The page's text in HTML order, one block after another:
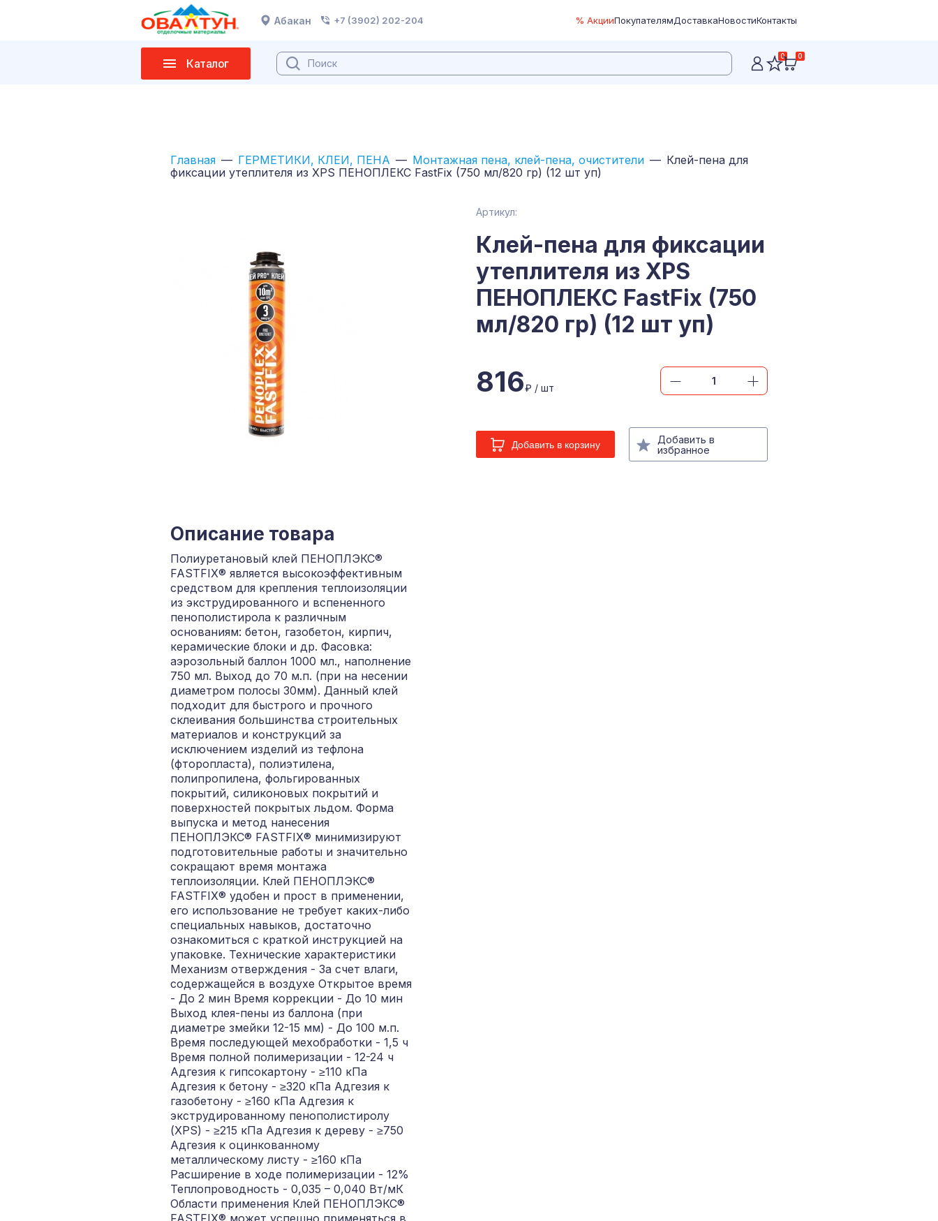
Абакан +7 (3902) 202-204 % АкцииПокупателямДоставкаНовостиКонтакты
Каталог
0 0
Главная ГЕРМЕТИКИ, КЛЕИ, ПЕНА Монтажная пена, клей-пена, очистители
Клей-пена для
фиксации утеплителя из XPS ПЕНОПЛЕКС FastFix (750 мл/820 гр) (12 шт уп)
Артикул:
Клей-пена для фиксации
утеплителя из XPS
ПЕНОПЛЕКС FastFix (750
мл/820 гр) (12 шт уп)
816₽ / шт
Добавить в корзину
Добавить в
избранное
Описание товара
Полиуретановый клей ПЕНОПЛЭКС®
FASTFIX® является высокоэффективным
средством для крепления теплоизоляции
из экструдированного и вспененного
пенополистирола к различным
основаниям: бетон, газобетон, кирпич,
керамические блоки и др. Фасовка:
аэрозольный баллон 1000 мл., наполнение
750 мл. Выход до 70 м.п. (при на несении
диаметром полосы 30мм). Данный клей
подходит для быстрого и прочного
склеивания большинства строительных
материалов и конструкций за
исключением изделий из тефлона
(фторопласта), полиэтилена,
полипропилена, фольгированных
покрытий, силиконовых покрытий и
поверхностей покрытых льдом. Форма
выпуска и метод нанесения
ПЕНОПЛЭКС® FASTFIX® минимизируют
подготовительные работы и значительно
сокращают время монтажа
теплоизоляции. Клей ПЕНОПЛЭКС®
FASTFIX® удобен и прост в применении,
его использование не требует каких-либо
специальных навыков, достаточно
ознакомиться с краткой инструкцией на
упаковке. Технические характеристики
Механизм отверждения - За счет влаги,
содержащейся в воздухе Открытое время
- До 2 мин Время коррекции - До 10 мин
Выход клея-пены из баллона (при
диаметре змейки 12-15 мм) - До 100 м.п.
Время последующей мехобработки - 1,5 ч
Время полной полимеризации - 12-24 ч
Адгезия к гипсокартону - ≥110 кПа
Адгезия к бетону - ≥320 кПа Адгезия к
газобетону - ≥160 кПа Адгезия к
экструдированному пенополистиролу
(XPS) - ≥215 кПа Адгезия к дереву - ≥750
Адгезия к оцинкованному
металлическому листу - ≥160 кПа
Расширение в ходе полимеризации - 12%
Теплопроводность - 0,035 – 0,040 Вт/мК
Области применения Клей ПЕНОПЛЭКС®
FASTFIX® может успешно применяться в